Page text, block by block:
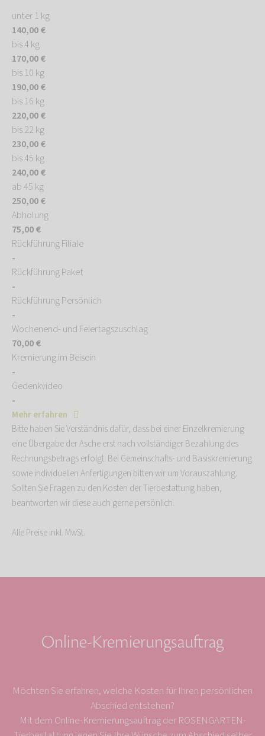
unter 1 kg
140,00 €
bis 4 kg
170,00 €
bis 10 kg
190,00 €
bis 16 kg
220,00 €
bis 22 kg
230,00 €
bis 45 kg
240,00 €
ab 45 kg
250,00 €
Abholung
75,00 €
Rückführung Filiale
-
Rückführung Paket
-
Rückführung Persönlich
-
Wochenend- und Feiertagszuschlag
70,00 €
Kremierung im Beisein
-
Gedenkvideo
-
Mehr erfahren
Bitte haben Sie Verständnis dafür, dass bei einer Einzelkremierung
eine Übergabe der Asche erst nach vollständiger Bezahlung des
Rechnungsbetrags erfolgt. Bei Gemeinschafts- und Basiskremierung
sowie individuellen Anfertigungen bitten wir um Vorauszahlung.
Sollten Sie Fragen zu den Kosten der Tierbestattung haben,
beantworten wir diese auch gerne persönlich.
Alle Preise inkl. MwSt.
Online-Kremierungsauftrag
Möchten Sie erfahren, welche Kosten für Ihren persönlichen
Abschied entstehen?
Mit dem Online-Kremierungsauftrag der ROSENGARTEN-